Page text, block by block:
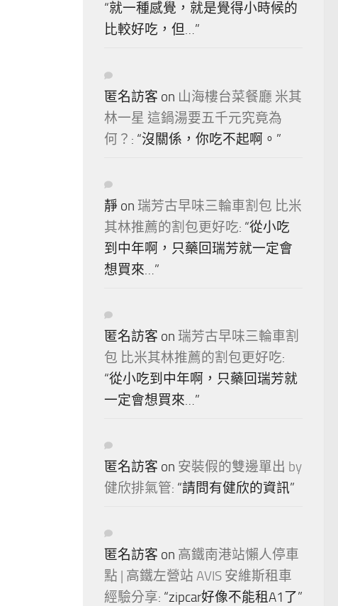
“就一種感覺，就是覺得小時候的
比較好吃，但…”
匿名訪客 on 山海樓台菜餐廳 米其
林一星 這鍋湯要五千元究竟為
何？ : “沒關係，你吃不起啊。 ”
靜 on 瑞芳古早味三輪車割包 比米
其林推薦的割包更好吃: “從小吃
到中年啊，只藥回瑞芳就一定會
想買來…”
匿名訪客 on 瑞芳古早味三輪車割
包 比米其林推薦的割包更好吃:
“從小吃到中年啊，只藥回瑞芳就
一定會想買來…”
匿名訪客 on 安裝假的雙邊單出 by
健欣排氣管: “請問有健欣的資訊”
匿名訪客 on 高鐵南港站懶人停車
點 | 高鐵左營站 AVIS 安維斯租車
經驗分享: “zipcar好像不能租A1了”